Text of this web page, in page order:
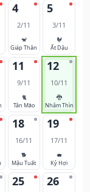
4
2/11
🐒
Giáp Thân
5
3/11
🐓
Ất Dậu
11
9/11
🐈
Tân Mão
12
10/11
🐉
Nhâm Thìn
18
16/11
🐕
Mậu Tuất
19
17/11
🐖
Kỷ Hợi
25 26